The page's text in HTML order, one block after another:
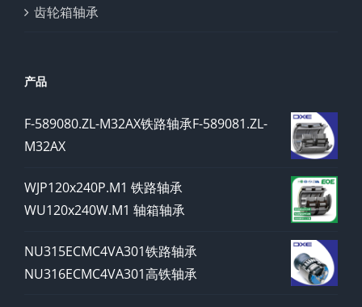
齿轮箱轴承
产品
F-589080.ZL-M32AX铁路轴承F-589081.ZL-
M32AX
WJP120x240P.M1 铁路轴承
WU120x240W.M1 轴箱轴承
NU315ECMC4VA301铁路轴承
NU316ECMC4VA301高铁轴承